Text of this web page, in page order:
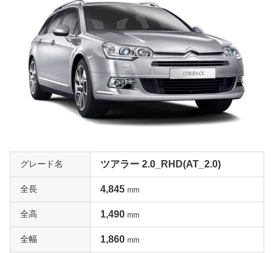
グレード名 ツアラー 2.0_RHD(AT_2.0)
全長 4,845 mm
全高 1,490 mm
全幅 1,860 mm